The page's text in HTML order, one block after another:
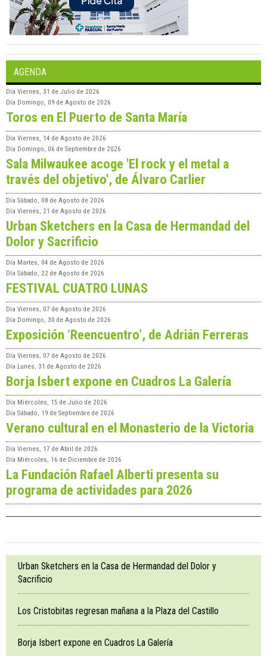
AGENDA
Día Viernes, 31 de Julio de 2026
Día Domingo, 09 de Agosto de 2026
Toros en El Puerto de Santa María
Día Viernes, 14 de Agosto de 2026
Día Domingo, 06 de Septiembre de 2026
Sala Milwaukee acoge 'El rock y el metal a
través del objetivo', de Álvaro Carlier
Día Sábado, 08 de Agosto de 2026
Día Viernes, 21 de Agosto de 2026
Urban Sketchers en la Casa de Hermandad del
Dolor y Sacrificio
Día Martes, 04 de Agosto de 2026
Día Sábado, 22 de Agosto de 2026
FESTIVAL CUATRO LUNAS
Día Viernes, 07 de Agosto de 2026
Día Domingo, 30 de Agosto de 2026
Exposición ‘Reencuentro’, de Adrián Ferreras
Día Viernes, 07 de Agosto de 2026
Día Lunes, 31 de Agosto de 2026
Borja Isbert expone en Cuadros La Galería
Día Miércoles, 15 de Julio de 2026
Día Sábado, 19 de Septiembre de 2026
Verano cultural en el Monasterio de la Victoria
Día Viernes, 17 de Abril de 2026
Día Miércoles, 16 de Diciembre de 2026
La Fundación Rafael Alberti presenta su
programa de actividades para 2026
Urban Sketchers en la Casa de Hermandad del Dolor y
Sacrificio
Los Cristobitas regresan mañana a la Plaza del Castillo
Borja Isbert expone en Cuadros La Galería